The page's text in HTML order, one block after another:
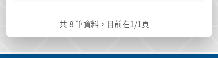
共8 筆資料，目前在1/1頁